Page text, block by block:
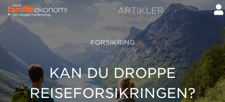
ARTIKLER
FORSIKRING
KAN DU DROPPE
REISEFORSIKRINGEN?